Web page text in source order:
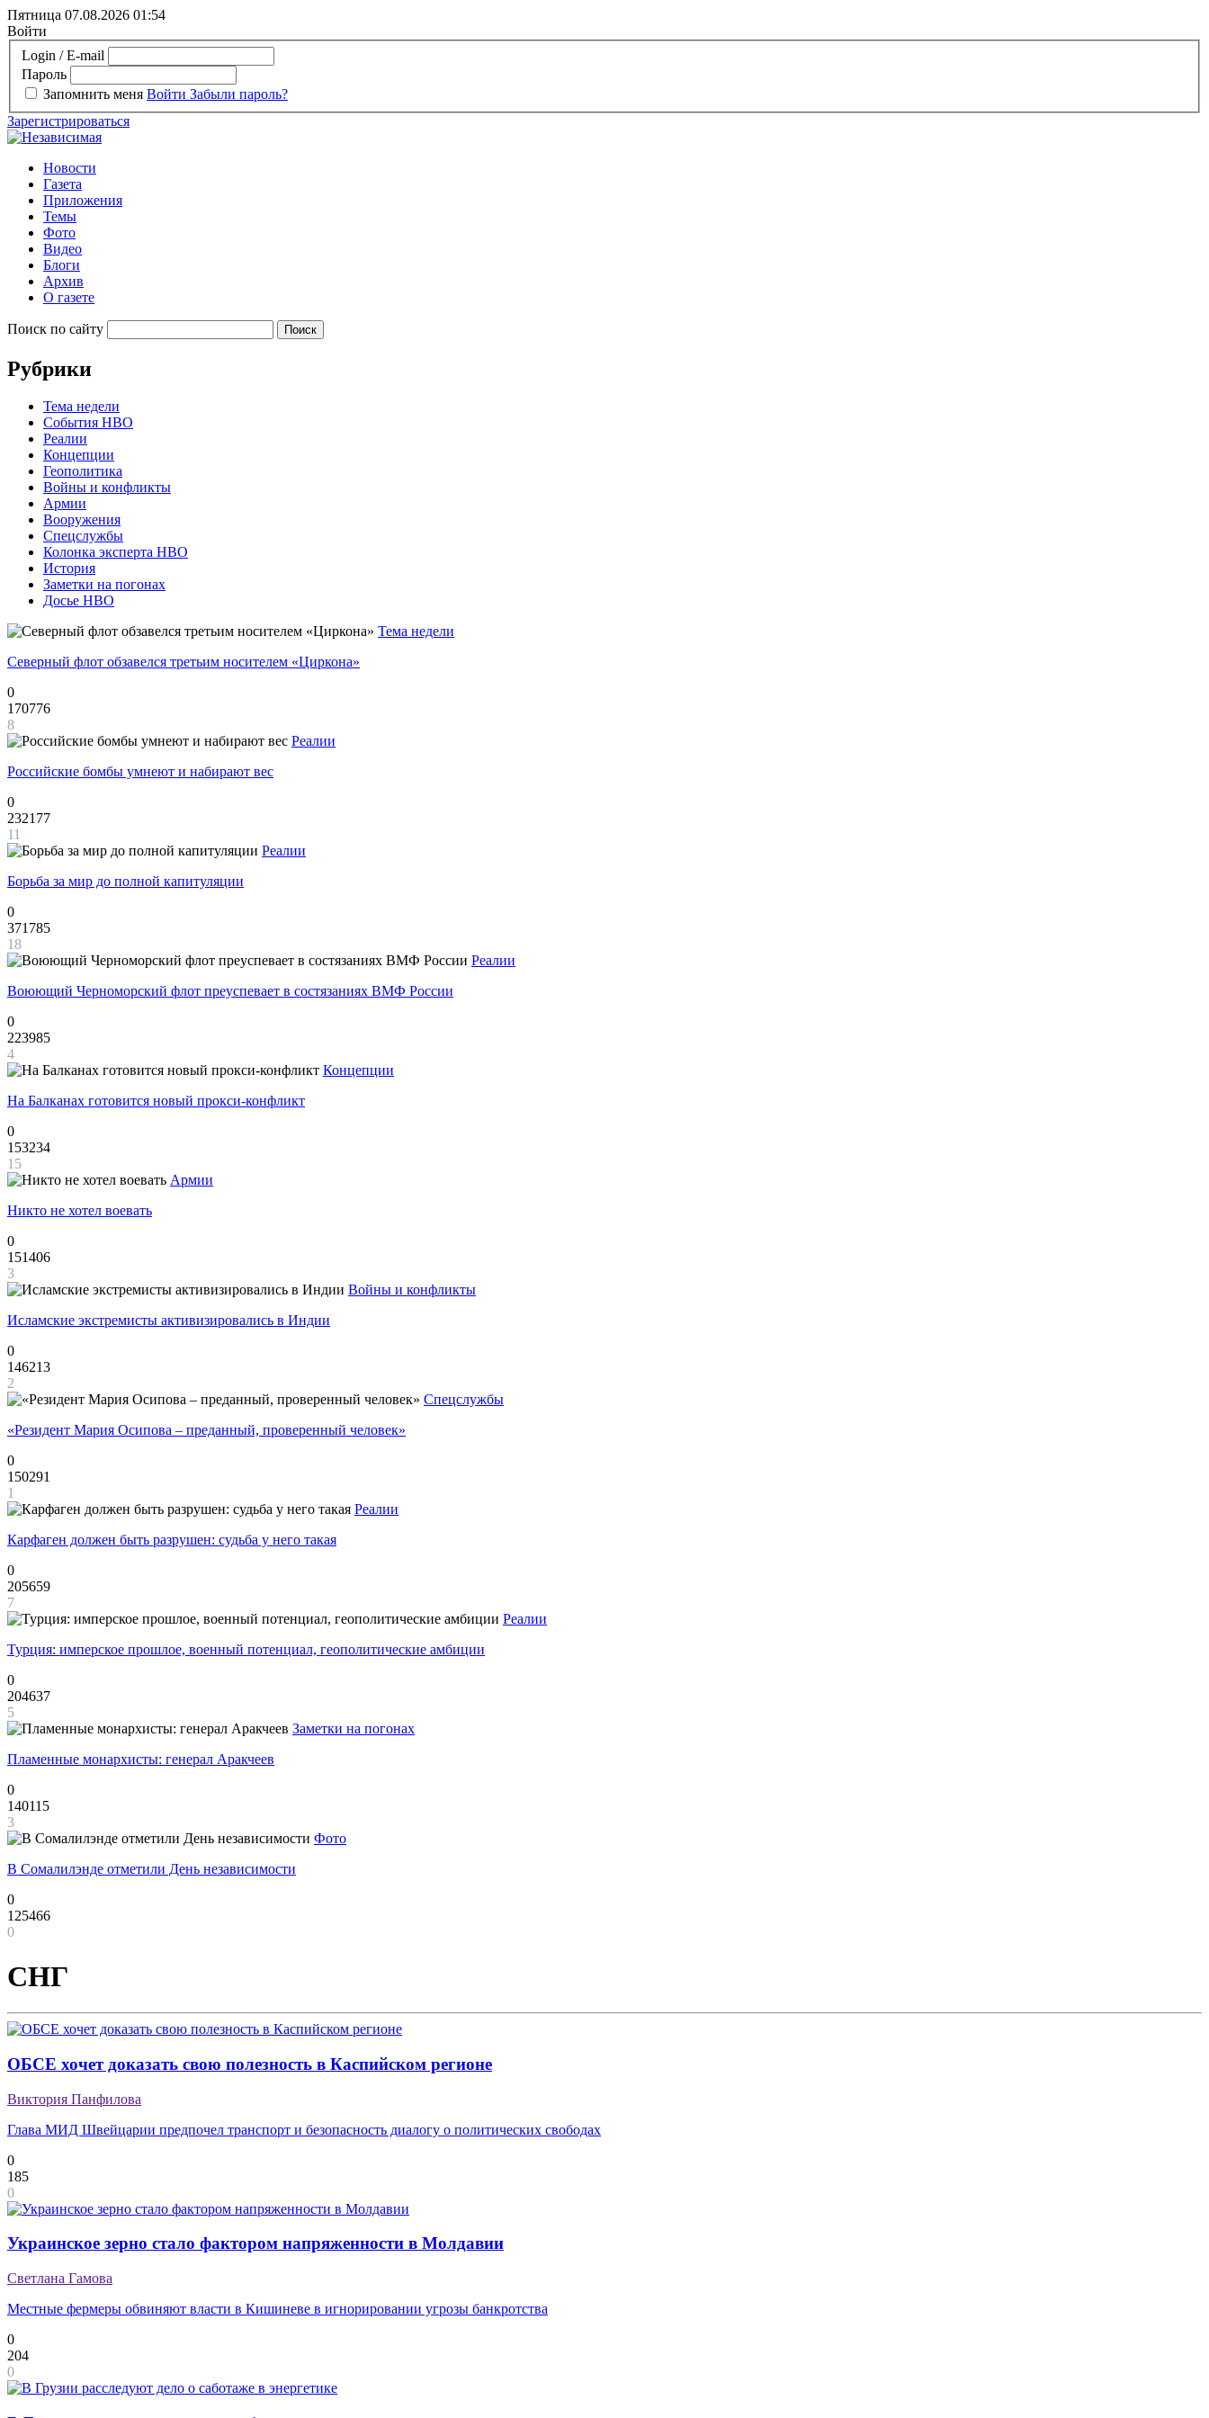
Пятница 07.08.2026 01:54
Войти
Login / E-mail
Пароль
Запомнить меня Войти Забыли пароль?
Зарегистрироваться
Новости
Газета
Приложения
Темы
Фото
Видео
Блоги
Архив
О газете
Поиск по сайту
Рубрики
Тема недели
События НВО
Реалии
Концепции
Геополитика
Войны и конфликты
Армии
Вооружения
Спецслужбы
Колонка эксперта НВО
История
Заметки на погонах
Досье НВО
Тема недели
Северный флот обзавелся третьим носителем «Циркона»
0
170776
8
Реалии
Российские бомбы умнеют и набирают вес
0
232177
11
Реалии
Борьба за мир до полной капитуляции
0
371785
18
Реалии
Воюющий Черноморский флот преуспевает в состязаниях ВМФ России
0
223985
4
Концепции
На Балканах готовится новый прокси-конфликт
0
153234
15
Армии
Никто не хотел воевать
0
151406
3
Войны и конфликты
Исламские экстремисты активизировались в Индии
0
146213
2
Спецслужбы
«Резидент Мария Осипова – преданный, проверенный человек»
0
150291
1
Реалии
Карфаген должен быть разрушен: судьба у него такая
0
205659
7
Реалии
Турция: имперское прошлое, военный потенциал, геополитические амбиции
0
204637
5
Заметки на погонах
Пламенные монархисты: генерал Аракчеев
0
140115
3
Фото
В Сомалилэнде отметили День независимости
0
125466
0
СНГ
ОБСЕ хочет доказать свою полезность в Каспийском регионе
Виктория Панфилова
Глава МИД Швейцарии предпочел транспорт и безопасность диалогу о политических свободах
0
185
0
Украинское зерно стало фактором напряженности в Молдавии
Светлана Гамова
Местные фермеры обвиняют власти в Кишиневе в игнорировании угрозы банкротства
0
204
0